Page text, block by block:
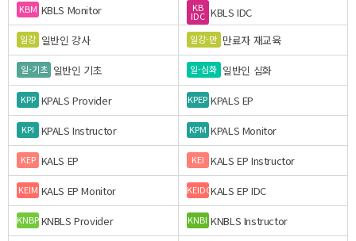
KBM KBLS Monitor KB
IDC KBLS IDC
일강 일반인 강사 일강-만 만료자 재교육
일-기초 일반인 기초 일-심화 일반인 심화
KPP KPALS Provider KPEP KPALS EP
KPI KPALS Instructor KPM KPALS Monitor
KEP KALS EP KEI KALS EP Instructor
KEIM KALS EP Monitor KEIDCKALS EP IDC
KNBPKNBLS Provider KNBI KNBLS Instructor